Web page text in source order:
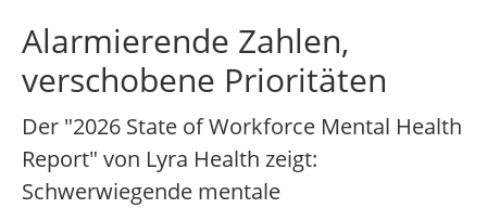
Alarmierende Zahlen,
verschobene Prioritäten
Der "2026 State of Workforce Mental Health
Report" von Lyra Health zeigt:
Schwerwiegende mentale